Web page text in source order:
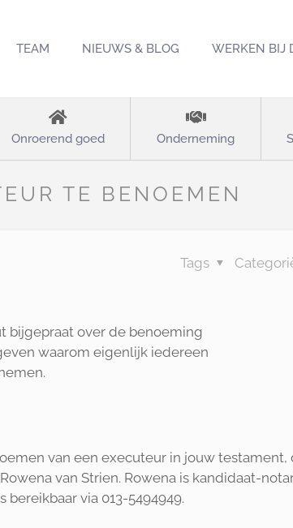
TEAM NIEUWS & BLOG WERKEN BIJ
Onroerend goed Onderneming
TE BENOEMEN
Tags
bijgepraat over de benoeming
waarom eigenlijk iedereen
van een executeur in jouw testament,
van Strien. Rowena is kandidaat-
via 013-5494949.